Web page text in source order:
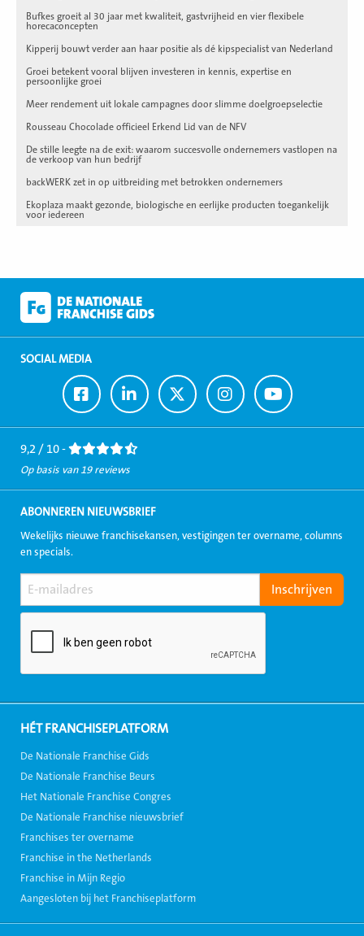
Bufkes groeit al 30 jaar met kwaliteit, gastvrijheid en vier flexibele
horecaconcepten
Kipperij bouwt verder aan haar positie als dé kipspecialist van Nederland
Groei betekent vooral blijven investeren in kennis, expertise en
persoonlijke groei
Meer rendement uit lokale campagnes door slimme doelgroepselectie
Rousseau Chocolade officieel Erkend Lid van de NFV
De stille leegte na de exit: waarom succesvolle ondernemers vastlopen na
de verkoop van hun bedrijf
backWERK zet in op uitbreiding met betrokken ondernemers
Ekoplaza maakt gezonde, biologische en eerlijke producten toegankelijk
voor iedereen
SOCIAL MEDIA
Ga
naar
Facebook
Ga
naar
LinkedIn
Ga
naar
Twitter
Ga
naar
Instagram
Ga
naar
Youtube
9,2 / 10 -
Op basis van 19 reviews
ABONNEREN NIEUWSBRIEF
Wekelijks nieuwe franchisekansen, vestigingen ter overname, columns
en specials.
HÉT FRANCHISEPLATFORM
De Nationale Franchise Gids
De Nationale Franchise Beurs
Het Nationale Franchise Congres
De Nationale Franchise nieuwsbrief
Franchises ter overname
Franchise in the Netherlands
Franchise in Mijn Regio
Aangesloten bij het Franchiseplatform